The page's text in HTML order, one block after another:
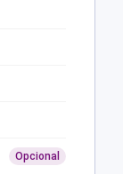
Opcional